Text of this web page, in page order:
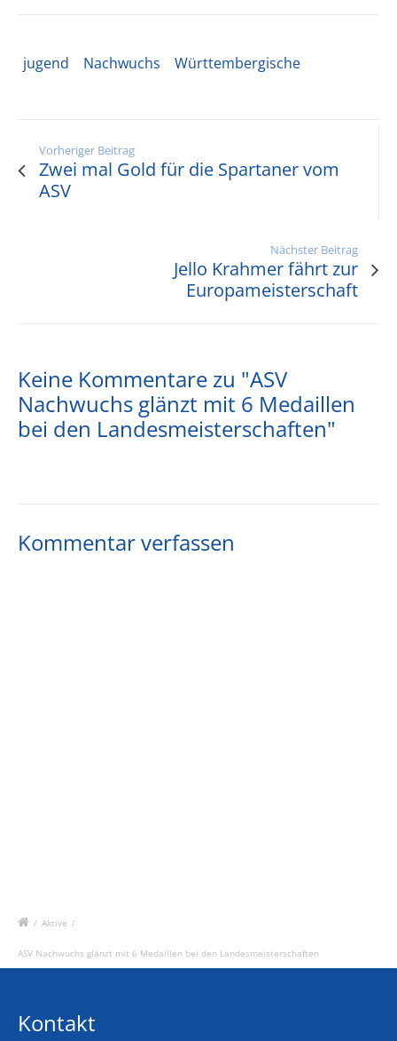
jugend Nachwuchs Württembergische
Vorheriger Beitrag
Zwei mal Gold für die Spartaner vom
ASV
Nächster Beitrag
Jello Krahmer fährt zur
Europameisterschaft
Keine Kommentare zu "ASV
Nachwuchs glänzt mit 6 Medaillen
bei den Landesmeisterschaften"
Kommentar verfassen
/ Aktive /
ASV Nachwuchs glänzt mit 6 Medaillen bei den Landesmeisterschaften
Kontakt